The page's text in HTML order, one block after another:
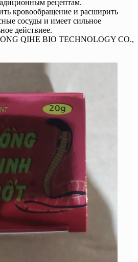
рецептам.
кровообращение и расширить
сосуды и имеет сильное
действиее.
QIHE BIO TECHNOLOGY CO.,